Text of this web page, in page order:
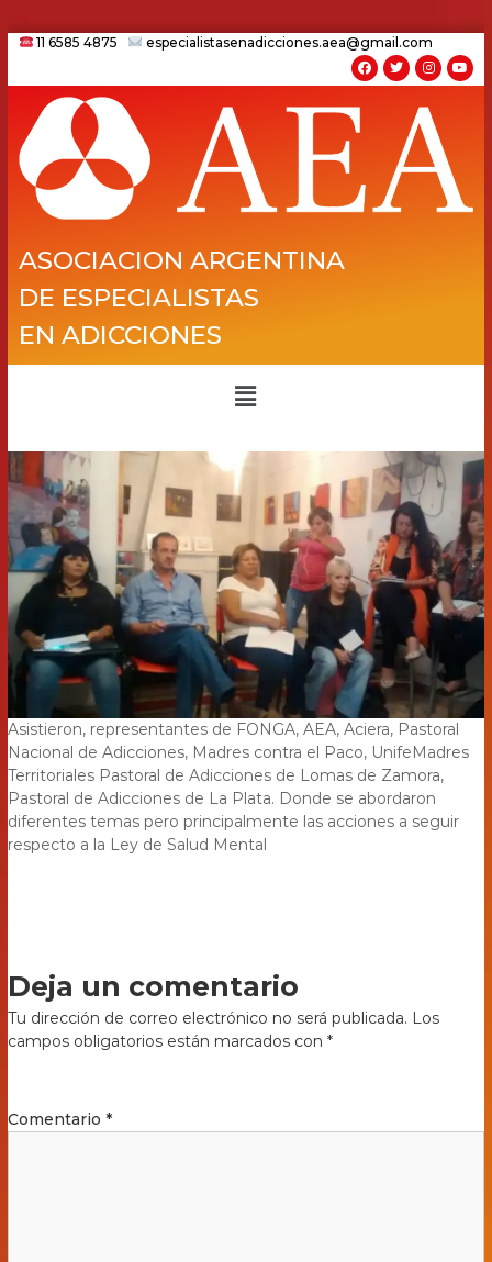
11 6585 4875 especialistasenadicciones.aea@gmail.com
ASOCIACION ARGENTINA
DE ESPECIALISTAS
EN ADICCIONES
Asistieron, representantes de FONGA, AEA, Aciera, Pastoral
Nacional de Adicciones, Madres contra el Paco, Unife Madres
Territoriales Pastoral de Adicciones de Lomas de Zamora,
Pastoral de Adicciones de La Plata. Donde se abordaron
diferentes temas pero principalmente las acciones a seguir
respecto a la Ley de Salud Mental
Deja un comentario
Tu dirección de correo electrónico no será publicada. Los
campos obligatorios están marcados con *
Comentario *